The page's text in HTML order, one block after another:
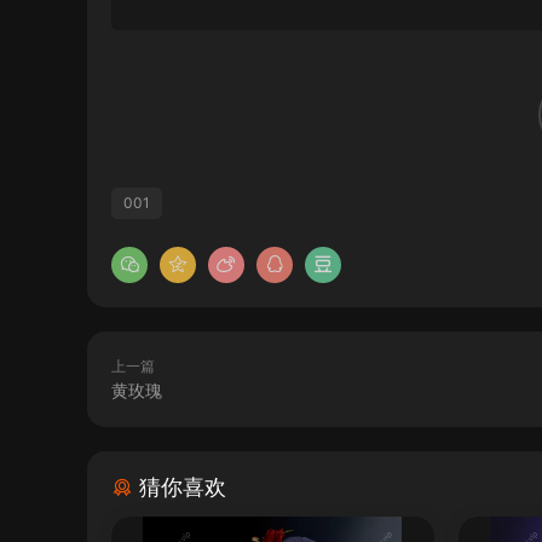
001
上一篇
黄玫瑰
猜你喜欢